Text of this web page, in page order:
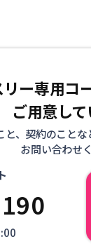
リー専用コ
ご用意し
と、契約のこと
お問い合わせ